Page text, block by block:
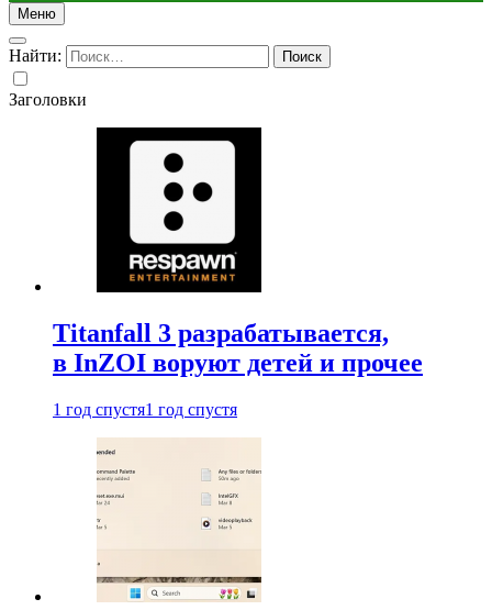
Меню
Найти:
Заголовки
Titanfall 3 разрабатывается,
в InZOI воруют детей и прочее
1 год спустя1 год спустя